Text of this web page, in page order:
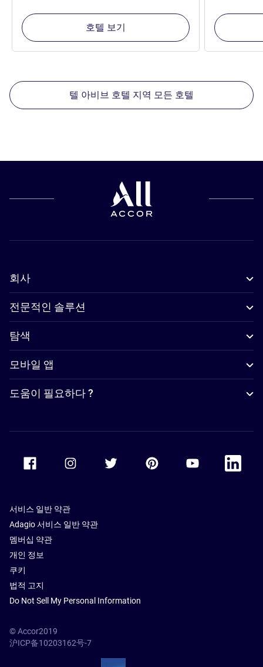
호텔 보기
텔 아비브 호텔 지역 모든 호텔
회사
전문적인 솔루션
탐색
모바일 앱
도움이 필요하다 ?
Accor Facebook Accor TwitterAccor PinterestAccor Youtube
Accor
서비스 일반 약관
Adagio 서비스 일반 약관
멤버십 약관
개인 정보
쿠키
법적 고지
Do Not Sell My Personal Information
© Accor2019
沪ICP备10203162号-7